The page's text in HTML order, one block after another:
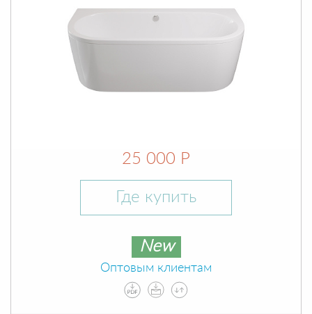
25 000 Р
Где купить
New
Оптовым клиентам